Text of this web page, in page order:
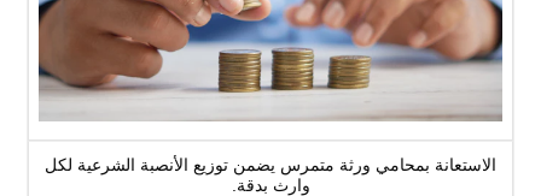
الاستعانة بمحامي ورثة متمرس يضمن توزيع الأنصبة الشرعية لكل
وارث بدقة.